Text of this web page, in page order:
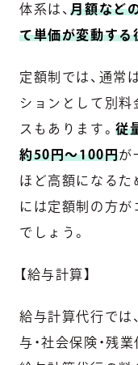
体系は、月額など
て単価が変動する
定額制では、通常
ションとして別料
スもあります。従
約50円〜100円が
ほど高額になるた
には定額制の方が
でしょう。
【給与計算】
給与計算代行では
与・社会保険・残